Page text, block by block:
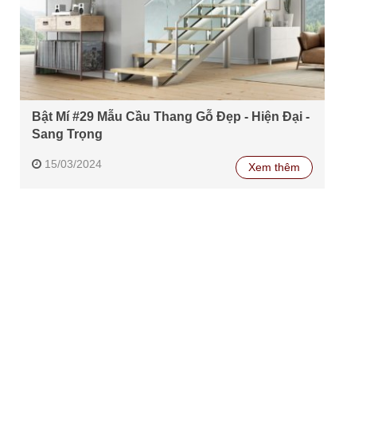
Bật Mí #29 Mẫu Cầu Thang Gỗ Đẹp - Hiện Đại -
Sang Trọng
15/03/2024 Xem thêm